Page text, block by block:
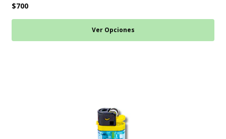
$700
Ver Opciones